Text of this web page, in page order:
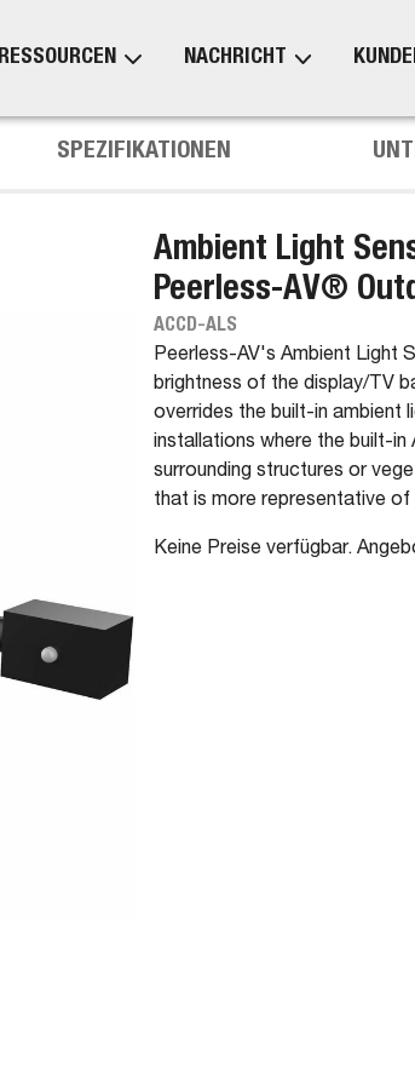
RESSOURCEN NACHRICHT
SPEZIFIKATIONEN
Ambient Light
Peerless-AV®
ACCD-ALS
Peerless-AV's Ambient Light
brightness of the display/TV
overrides the built-in ambient
installations where the built-
surrounding structures or
that is more representative
Keine Preise verfügbar.